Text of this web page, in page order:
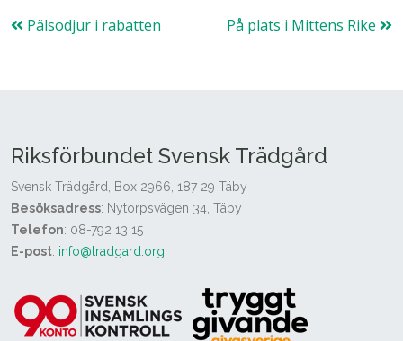
Pälsodjur i rabatten På plats i Mittens Rike
Riksförbundet Svensk Trädgård
Svensk Trädgård, Box 2966, 187 29 Täby
Besöksadress: Nytorpsvägen 34, Täby
Telefon: 08-792 13 15
E-post: info@tradgard.org